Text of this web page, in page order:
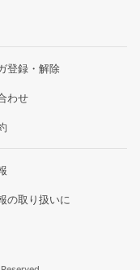
登録・解除
わせ
の取り扱いに